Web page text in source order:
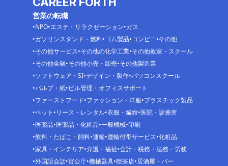
営業の転職
NPO エステ・リラクゼーション ガス
ガソリンスタンド・燃料 ゴム製品 コンビニ その他
その他サービス その他の化学工業 その他教室・スクール
その他金融 その他小売・卸売 その他製造業
ソフトウェア・SI デザイン・製作 パソコンスクール
パルプ・紙 ビル管理・オフィスサポート
ファーストフード ファッション・洋服 プラスチック製品
ペット リース・レンタル 衣服・繊維 医院・診療所
医薬品 医薬品・化粧品 一般機械 印刷
飲料・たばこ・飼料 運輸 運輸付帯サービス 化粧品
家具・インテリア 介護・福祉 会計・税務・法務・労務
外国語会話 官公庁 機械器具 喫茶店 居酒屋・バー